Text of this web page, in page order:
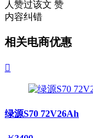
人赞过该文 赞
内容纠错
相关电商优惠

绿源S70 72V26Ah